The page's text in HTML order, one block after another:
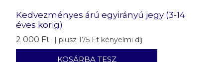
Kedvezményes árú egyirányú jegy (3-14
éves korig)
2 000 Ft | plusz 175 Ft kényelmi díj